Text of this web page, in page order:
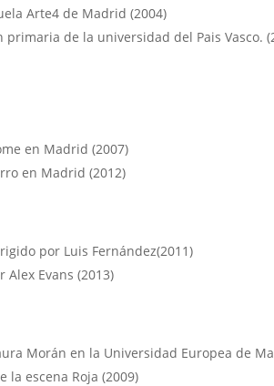
Arte4 de Madrid (2004)
de la universidad del Pais Vasco.
en Madrid (2007)
en Madrid (2012)
por Luis Fernández(2011)
Evans (2013)
Morán en la Universidad Europea de
la escena Roja (2009)